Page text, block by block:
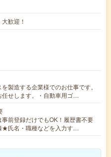
歓迎！
製造する企業様でのお仕事です。
任せします。・自動車用ゴ…
前登録だけでもOK！履歴書不要
★氏名・職種などを入力す…